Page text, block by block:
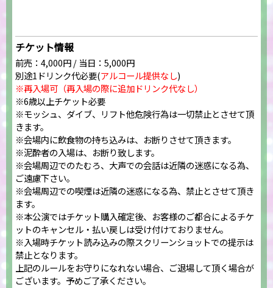
チケット情報
前売：4,000円 / 当日：5,000円
別途1ドリンク代必要(アルコール提供なし)
※再入場可（再入場の際に追加ドリンク代なし）
※6歳以上チケット必要
※モッシュ、ダイブ、リフト他危険行為は一切禁止とさせて頂
きます。
※会場内に飲食物の持ち込みは、お断りさせて頂きます。
※泥酔者の入場は、お断り致します。
※会場周辺でのたむろ、大声での会話は近隣の迷惑になる為、
ご遠慮下さい。
※会場周辺での喫煙は近隣の迷惑になる為、禁止とさせて頂き
ます。
※本公演ではチケット購入確定後、お客様のご都合によるチケ
ットのキャンセル・払い戻しは受け付けておりません。
※入場時チケット読み込みの際スクリーンショットでの提示は
禁止となります。
上記のルールをお守りになれない場合、ご退場して頂く場合が
ございます。予めご了承ください。